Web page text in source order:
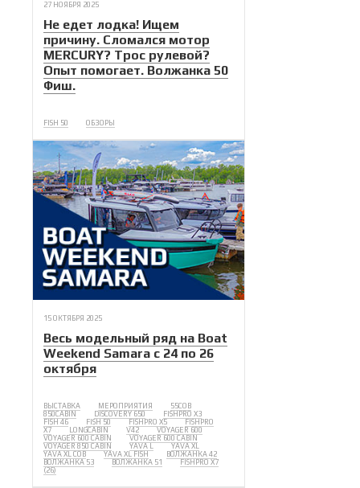
27 НОЯБРЯ 2025
Не едет лодка! Ищем
причину. Сломался мотор
MERCURY? Трос рулевой?
Опыт помогает. Волжанка 50
Фиш.
FISH 50 ОБЗОРЫ
15 ОКТЯБРЯ 2025
Весь модельный ряд на Boat
Weekend Samara с 24 по 26
октября
ВЫСТАВКА МЕРОПРИЯТИЯ
55COB
850CABIN
DISCOVERY 650
FISHPRO X3
FISH 46
FISH 50 FISHPRO X5
FISHPRO
X7
LONGCABIN V42
VOYAGER 600
VOYAGER 600 CABIN
VOYAGER 600 CABIN
VOYAGER 850 CABIN
YAVA L
YAVA XL
YAVA XL COB
YAVA XL FISH
ВОЛЖАНКА 42
ВОЛЖАНКА 53
ВОЛЖАНКА 51
FISHPRO X7
(26)